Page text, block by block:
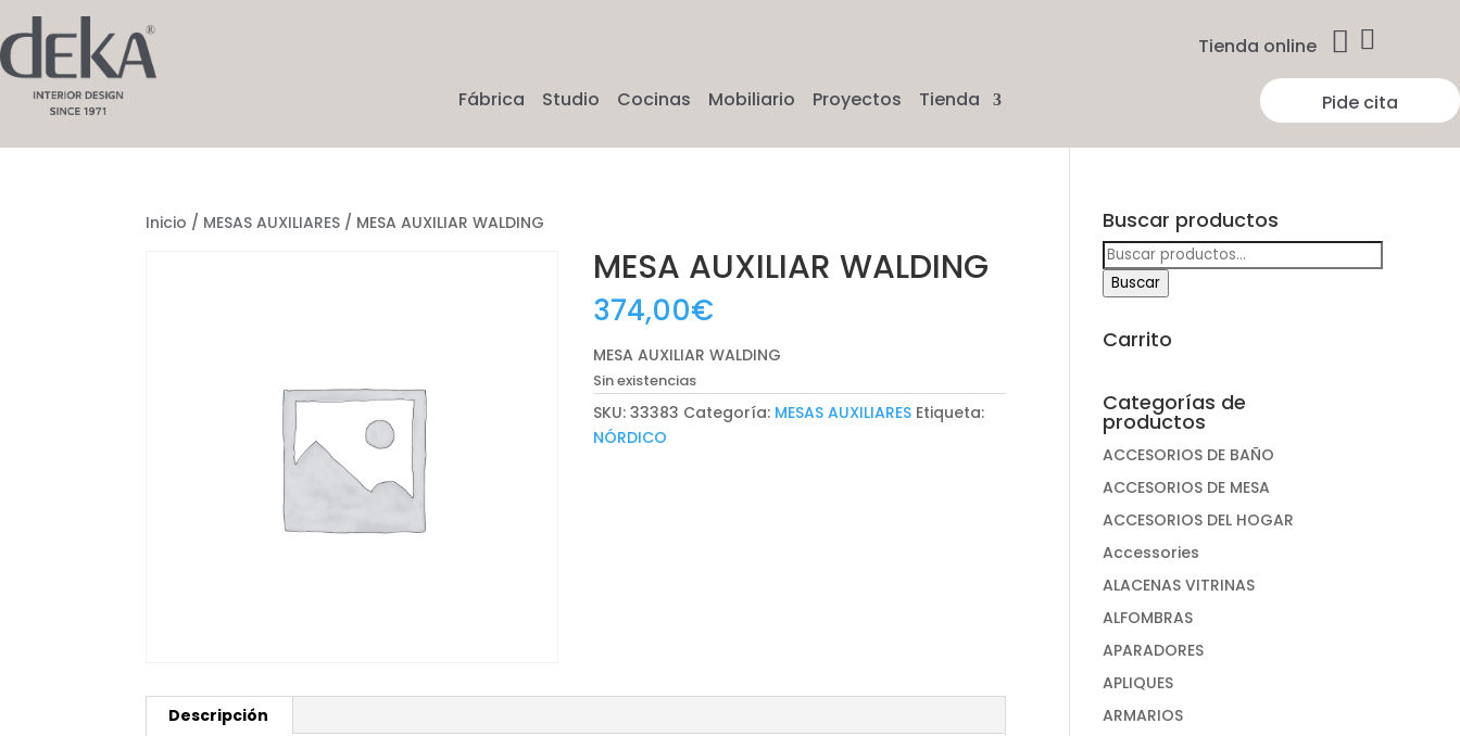
Tienda online  
Fábrica Studio Cocinas Mobiliario Proyectos Tienda Pide cita
Inicio / MESAS AUXILIARES / MESA AUXILIAR WALDING
MESA AUXILIAR WALDING
374,00€
MESA AUXILIAR WALDING
Sin existencias
SKU:33383 Categoría: MESAS AUXILIARES Etiqueta:
NÓRDICO
Descripción
Buscar productos
Buscar
por:
Buscar
Carrito
Categorías de
productos
ACCESORIOS DE BAÑO
ACCESORIOS DE MESA
ACCESORIOS DEL HOGAR
Accessories
ALACENAS VITRINAS
ALFOMBRAS
APARADORES
APLIQUES
ARMARIOS